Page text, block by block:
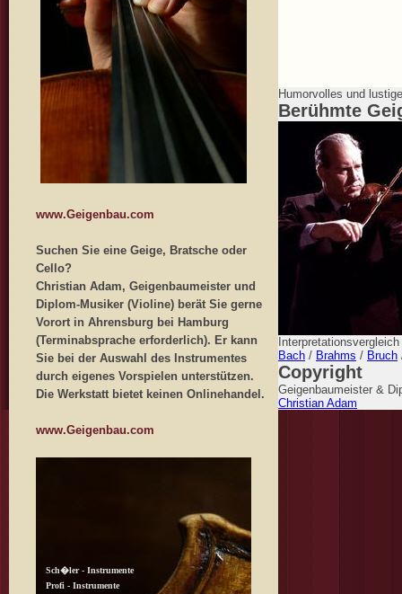
www.Geigenbau.com
Suchen Sie eine Geige, Bratsche oder
Cello?
Christian Adam, Geigenbaumeister und
Diplom-Musiker (Violine) berät Sie gerne
Vorort in Ahrensburg bei Hamburg
(Terminabsprache erforderlich). Er kann
Sie bei der Auswahl des Instrumentes
durch eigenes Vorspielen unterstützen.
Die Werkstatt bietet keinen Onlinehandel.
www.Geigenbau.com
Humorvolles und
Berühmte
Bach / Brahms / Bruch
Copyright
Geigenbaumeister &
Christian Adam